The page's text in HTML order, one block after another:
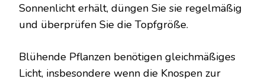
Sonnenlicht erhält, düngen Sie sie regelmäßig
und überprüfen Sie die Topfgröße.
Blühende Pflanzen benötigen gleichmäßiges
Licht, insbesondere wenn die Knospen zur